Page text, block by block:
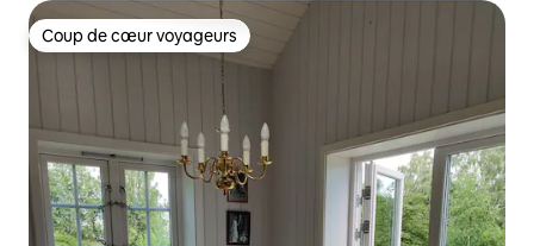
Coup de cœur voyageurs
Coup de cœur voyageurs